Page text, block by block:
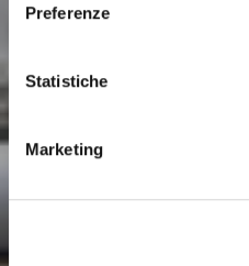
Preferenze
Statistiche
Marketing